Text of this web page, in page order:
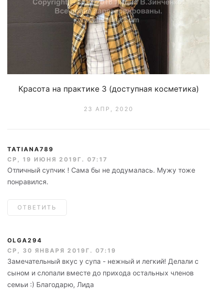
Красота на практике 3 (доступная косметика)
23 АПР, 2020
TATIANA789
СР, 19 ИЮНЯ 2019Г. 07:17
Отличный супчик ! Сама бы не додумалась. Мужу тоже
понравился.
ОТВЕТИТЬ
OLGA294
СР, 30 ЯНВАРЯ 2019Г. 07:19
Замечательный вкус у супа - нежный и легкий! Делали с
сыном и слопали вместе до прихода остальных членов
семьи :) Благодарю, Лида